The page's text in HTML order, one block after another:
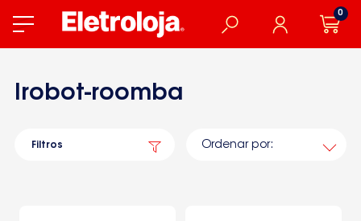
0
Irobot-roomba
Filtros Ordenar por: